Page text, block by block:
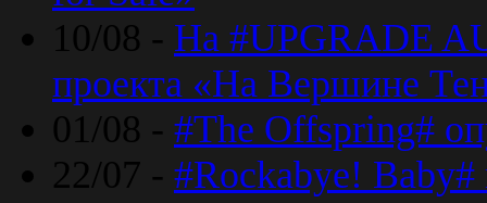
10/08 - На #UPGRADE
проекта «На Вершине
01/08 - #The Offspring#
22/07 - #Rockabye!